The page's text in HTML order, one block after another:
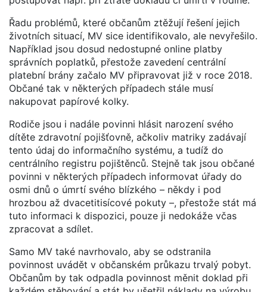
Řadu problémů, které občanům ztěžují řešení jejich
životních situací, MV sice identifikovalo, ale nevyřešilo.
Například jsou dosud nedostupné online platby
správních poplatků, přestože zavedení centrální
platební brány začalo MV připravovat již v roce 2018.
Občané tak v některých případech stále musí
nakupovat papírové kolky.
Rodiče jsou i nadále povinni hlásit narození svého
dítěte zdravotní pojišťovně, ačkoliv matriky zadávají
tento údaj do informačního systému, a tudíž do
centrálního registru pojištěnců. Stejně tak jsou občané
povinni v některých případech informovat úřady do
osmi dnů o úmrtí svého blízkého – někdy i pod
hrozbou až dvacetitisícové pokuty –, přestože stát má
tuto informaci k dispozici, pouze ji nedokáže včas
zpracovat a sdílet.
Samo MV také navrhovalo, aby se odstranila
povinnost uvádět v občanském průkazu trvalý pobyt.
Občanům by tak odpadla povinnost měnit doklad při